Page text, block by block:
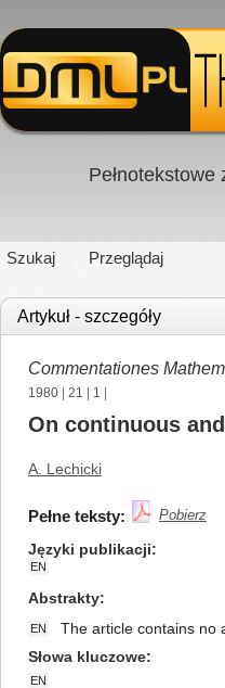
Szukaj Przeglądaj
Artykuł - szczegóły
Commentationes
1980 21 1
On continuous
A. Lechicki
Pełne teksty: Pobierz
Języki publikacji
EN
Abstrakty
EN
The article contains no
Słowa kluczowe
EN